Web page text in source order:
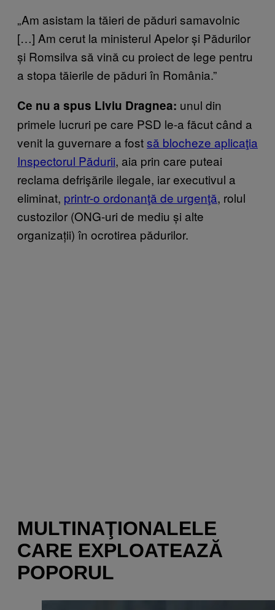
„Am asistam la tăieri de păduri samavolnic
[…] Am cerut la ministerul Apelor și Pădurilor
și Romsilva să vină cu proiect de lege pentru
a stopa tăierile de păduri în România.”
Ce nu a spus Liviu Dragnea: unul din
primele lucruri pe care PSD le-a făcut când a
venit la guvernare a fostsă blocheze aplicaţia
Inspectorul Pădurii, aia prin care puteai
reclama defrişările ilegale, iar executivul a
eliminat, printr-o ordonanţă de urgenţă, rolul
custozilor (ONG-uri de mediu și alte
organizații) în ocrotirea pădurilor.
MULTINAŢIONALELE
CARE EXPLOATEAZĂ
POPORUL